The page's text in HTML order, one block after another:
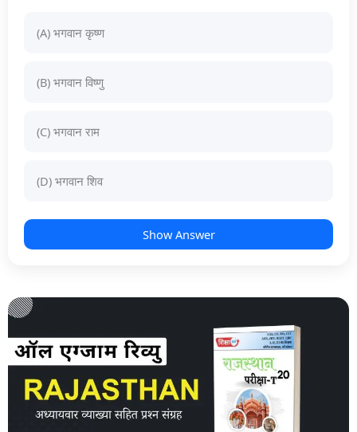
(A) भगवान कृष्ण
(B) भगवान विष्णु
(C) भगवान राम
(D) भगवान शिव
Show Answer